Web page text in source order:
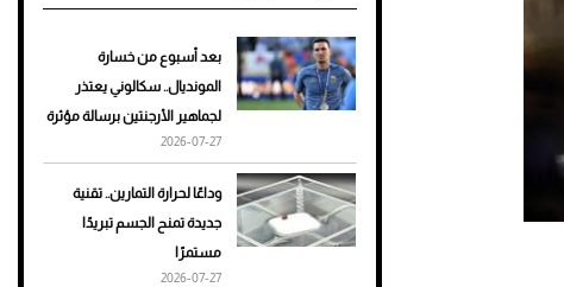
تمنحك فخامة استثنائية
هوى الأبطال
أفضل تدريج للشعر الطويل
لإطلالة جريئة وعصرية
بعد أسبوع من خسارة
المونديال.. سكالوني يعتذر
لجماهير الأرجنتين برسالة مؤثرة
2026-07-27
وداعًا لحرارة التمارين.. تقنية
جديدة تمنح الجسم تبريدًا
مستمرًا
2026-07-27